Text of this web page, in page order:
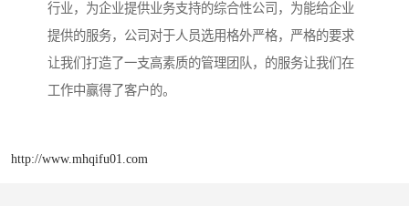
行业，为企业提供业务支持的综合性公司，为能给企业
提供的服务，公司对于人员选用格外严格，严格的要求
让我们打造了一支高素质的管理团队，的服务让我们在
工作中赢得了客户的。
http://www.mhqifu01.com